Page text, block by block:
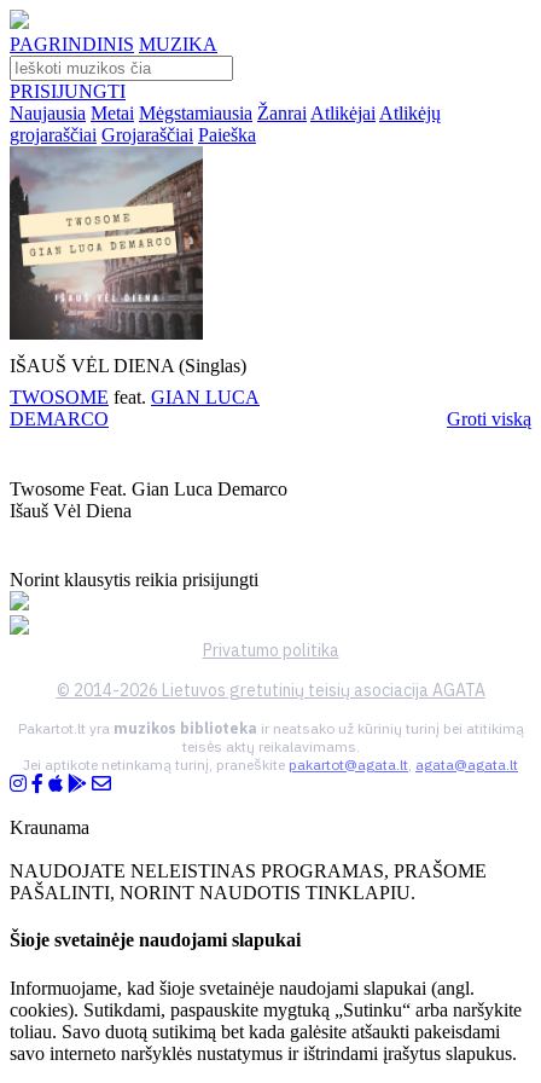
PAGRINDINIS MUZIKA
PRISIJUNGTI
Naujausia Metai Mėgstamiausia Žanrai Atlikėjai Atlikėjų
grojaraščiai Grojaraščiai Paieška
IŠAUŠ VĖL DIENA (Singlas)
TWOSOME feat. GIAN LUCA
DEMARCO
Groti viską
Twosome Feat. Gian Luca Demarco
Išauš Vėl Diena
Norint klausytis reikia prisijungti
Privatumo politika
© 2014-2026 Lietuvos gretutinių teisių asociacija AGATA
Pakartot.lt yra muzikos biblioteka ir neatsako už kūrinių turinį bei atitikimą
teisės aktų reikalavimams.
Jei aptikote netinkamą turinį, praneškite pakartot@agata.lt, agata@agata.lt
Kraunama
NAUDOJATE NELEISTINAS PROGRAMAS, PRAŠOME
PAŠALINTI, NORINT NAUDOTIS TINKLAPIU.
Šioje svetainėje naudojami slapukai
Informuojame, kad šioje svetainėje naudojami slapukai (angl.
cookies). Sutikdami, paspauskite mygtuką „Sutinku“ arba naršykite
toliau. Savo duotą sutikimą bet kada galėsite atšaukti pakeisdami
savo interneto naršyklės nustatymus ir ištrindami įrašytus slapukus.